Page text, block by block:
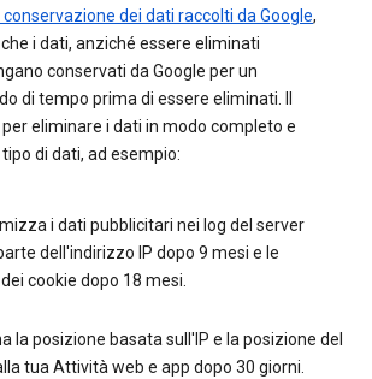
conservazione dei dati raccolti da Google,
i dati, anziché essere eliminati
conservati da Google per un
di tempo prima di essere eliminati. Il
eliminare i dati in modo completo e
di dati, ad esempio:
i dati pubblicitari nei log del server
dell'indirizzo IP dopo 9 mesi e le
cookie dopo 18 mesi.
la posizione basata sull'IP e la posizione del
tua Attività web e app dopo 30 giorni.